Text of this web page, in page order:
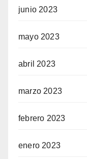
junio 2023
mayo 2023
abril 2023
marzo 2023
febrero 2023
enero 2023